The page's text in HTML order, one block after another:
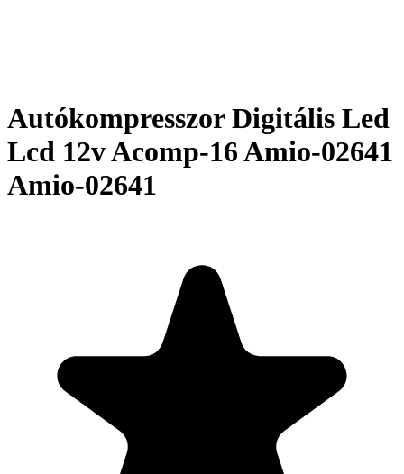
Autókompresszor Digitális Led
Lcd 12v Acomp-16 Amio-02641
Amio-02641